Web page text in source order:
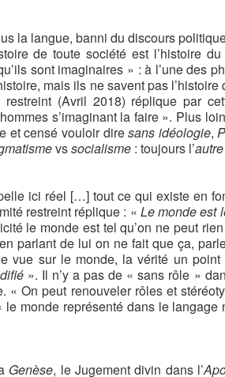
la langue, banni du discours
de toute société est l’histoire du
sont imaginaires » : à l’une des
mais ils ne savent pas l’histoire
restreint (Avril 2018) réplique par
s’imaginant la faire ». Plus
et censé vouloir diresans idéologie,
vssocialisme : toujours l’autre
ici réel […] tout ce qui existe en
restreint réplique : « Le monde est
le monde est tel qu’on ne peut
parlant de lui on ne fait que ça,
vue sur le monde, la vérité un
». Il n’y a pas de « sans rôle »
« On peut renouveler rôles et
monde représenté dans le langage
Genèse, le Jugement divin dans l’